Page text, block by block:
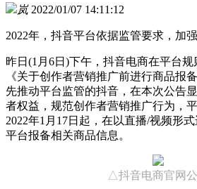
岚 2022/01/07 14:11:12
2022年，抖音平台依据监管要求，加
昨日(1月6日)下午，抖音电商在平台
《关于创作者营销推广前进行商品报
先推动平台监管的抖音，在本次公告
者权益，规范创作者营销推广行为，
2022年1月17日起，在以直播/视频形
平台报备相关商品信息。
△抖音电商官网